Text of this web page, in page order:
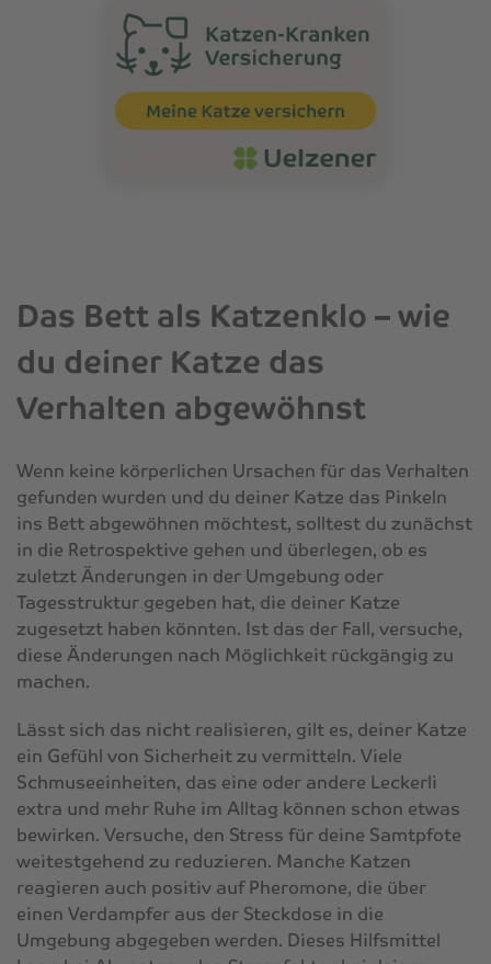
Das Bett als Katzenklo – wie
du deiner Katze das
Verhalten abgewöhnst
Wenn keine körperlichen Ursachen für das Verhalten
gefunden wurden und du deiner Katze das Pinkeln
ins Bett abgewöhnen möchtest, solltest du zunächst
in die Retrospektive gehen und überlegen, ob es
zuletzt Änderungen in der Umgebung oder
Tagesstruktur gegeben hat, die deiner Katze
zugesetzt haben könnten. Ist das der Fall, versuche,
diese Änderungen nach Möglichkeit rückgängig zu
machen.
Lässt sich das nicht realisieren, gilt es, deiner Katze
ein Gefühl von Sicherheit zu vermitteln. Viele
Schmuseeinheiten, das eine oder andere Leckerli
extra und mehr Ruhe im Alltag können schon etwas
bewirken. Versuche, den Stress für deine Samtpfote
weitestgehend zu reduzieren. Manche Katzen
reagieren auch positiv auf Pheromone, die über
einen Verdampfer aus der Steckdose in die
Umgebung abgegeben werden. Dieses Hilfsmittel